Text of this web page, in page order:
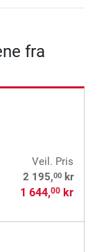
fra
Veil. Pris
2 195,00kr
1 644,00kr